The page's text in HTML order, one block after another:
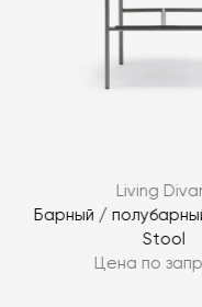
Living
Барный /
Stool
Цена по